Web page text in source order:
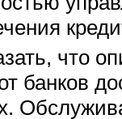
что
банков